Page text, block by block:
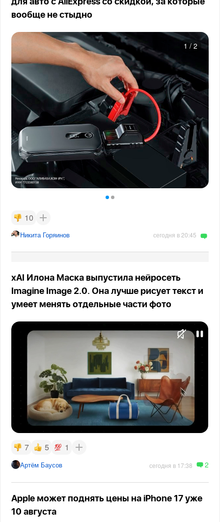
для авто с AliExpress со скидкой, за которые
вообще не стыдно
1 / 2
10
Никита Горяинов сегодня в 20:45
xAI Илона Маска выпустила нейросеть
Imagine Image 2.0. Она лучше рисует текст и
умеет менять отдельные части фото
7 5 1
Артём Баусов сегодня в 17:38 2
Apple может поднять цены на iPhone 17 уже
10 августа